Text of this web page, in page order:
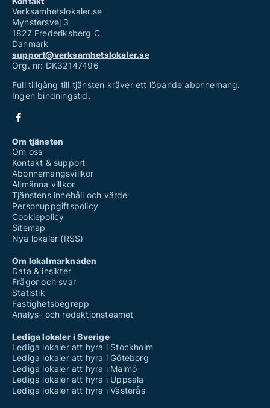
Verksamhetslokaler.se
Mynstersvej 3
1827 Frederiksberg C
Danmark
support@verksamhetslokaler.se
Org. nr: DK32147496
Full tillgång till tjänsten kräver ett löpande abonnemang.
Ingen bindningstid.
Om tjänsten
Om oss
Kontakt & support
Abonnemangsvillkor
Allmänna villkor
Tjänstens innehåll och värde
Personuppgiftspolicy
Cookiepolicy
Sitemap
Nya lokaler (RSS)
Om lokalmarknaden
Data & insikter
Frågor och svar
Statistik
Fastighetsbegrepp
Analys- och redaktionsteamet
Lediga lokaler i Sverige
Lediga lokaler att hyra i Stockholm
Lediga lokaler att hyra i Göteborg
Lediga lokaler att hyra i Malmö
Lediga lokaler att hyra i Uppsala
Lediga lokaler att hyra i Västerås